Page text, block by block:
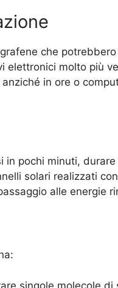
che
molto più
in ore o
pochi minuti, durare
solari realizzati
alle energie
singole molecole di